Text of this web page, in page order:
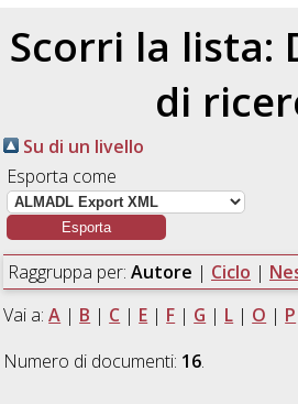
Scorri la lista:
di
Su di un livello
Esporta come
Raggruppa per: Autore | Ciclo |
Vai a:A | B | C | E | F | G | L | O | P
Numero di documenti: 16.